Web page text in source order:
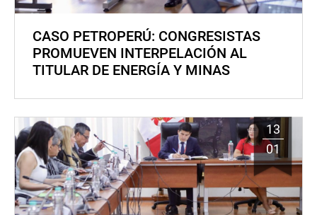
CASO PETROPERÚ: CONGRESISTAS
PROMUEVEN INTERPELACIÓN AL
TITULAR DE ENERGÍA Y MINAS
13
01